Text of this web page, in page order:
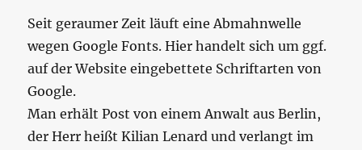
Seit geraumer Zeit läuft eine Abmahnwelle
wegen Google Fonts. Hier handelt sich um ggf.
auf der Website eingebettete Schriftarten von
Google.
Man erhält Post von einem Anwalt aus Berlin,
der Herr heißt Kilian Lenard und verlangt im